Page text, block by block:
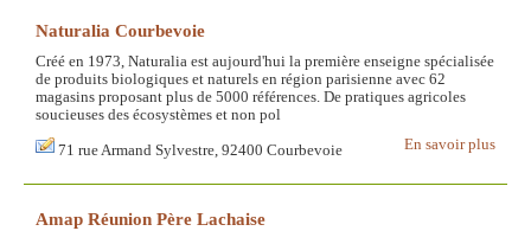
Naturalia Courbevoie
Créé en 1973, Naturalia est aujourd'hui la première enseigne spécialisée
de produits biologiques et naturels en région parisienne avec 62
magasins proposant plus de 5000 références. De pratiques agricoles
soucieuses des écosystèmes et non pol
En savoir plus
71 rue Armand Sylvestre, 92400 Courbevoie
Amap Réunion Père Lachaise